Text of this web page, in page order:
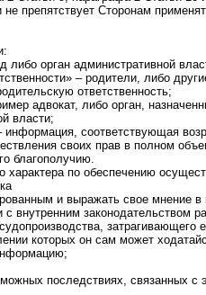
препятствует Сторонам
либо орган административной
– родители, либо
ответственность;
адвокат, либо орган,
власти;
соответствующая
своих прав в полном
благополучию.
характера по обеспечению
и выражать свое мнение в
с внутренним законодательством
которых он сам может
последствиях, связанных с